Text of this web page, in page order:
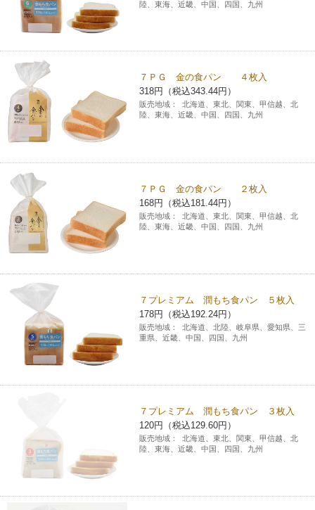
荷物預かりサービス「ecbocloakエクボクローク」（店舗限定）
パウダースペース ラブン（店舗限定）
ソフトバンクギフト
陸、東海、近畿、中国、四国、九州
７ＰＧ 金の食パン ４枚入
318円（税込343.44円）
販売地域：
北海道、東北、関東、甲信越、北
陸、東海、近畿、中国、四国、九州
７ＰＧ 金の食パン ２枚入
168円（税込181.44円）
販売地域：
北海道、東北、関東、甲信越、北
陸、東海、近畿、中国、四国、九州
７プレミアム 潤もち食パン ５枚入
178円（税込192.24円）
販売地域：
北海道、北陸、岐阜県、愛知県、三
重県、近畿、中国、四国、九州
７プレミアム 潤もち食パン ３枚入
120円（税込129.60円）
販売地域：
北海道、東北、関東、甲信越、北
陸、東海、近畿、中国、四国、九州